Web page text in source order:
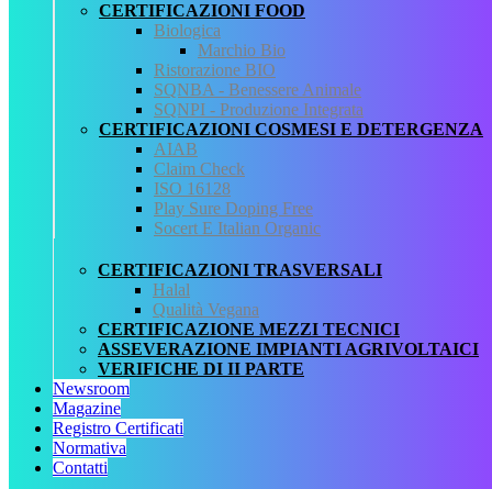
CERTIFICAZIONI FOOD
Biologica
Marchio Bio
Ristorazione BIO
SQNBA - Benessere Animale
SQNPI - Produzione Integrata
CERTIFICAZIONI COSMESI E DETERGENZA
AIAB
Claim Check
ISO 16128
Play Sure Doping Free
Socert E Italian Organic
CERTIFICAZIONI TRASVERSALI
Halal
Qualità Vegana
CERTIFICAZIONE MEZZI TECNICI
ASSEVERAZIONE IMPIANTI AGRIVOLTAICI
VERIFICHE DI II PARTE
Newsroom
Magazine
Registro Certificati
Normativa
Contatti
Lascia un commento
Devi essere connessoper inviare un commento.
CHI SIAMO
NORMATIVA
AREA DOWNLOAD
POLITICA QHSE
FAQ – DOMANDE FREQUENTI
CONTATTI
Servizi
AIAB
BIOLOGICA
HALAL